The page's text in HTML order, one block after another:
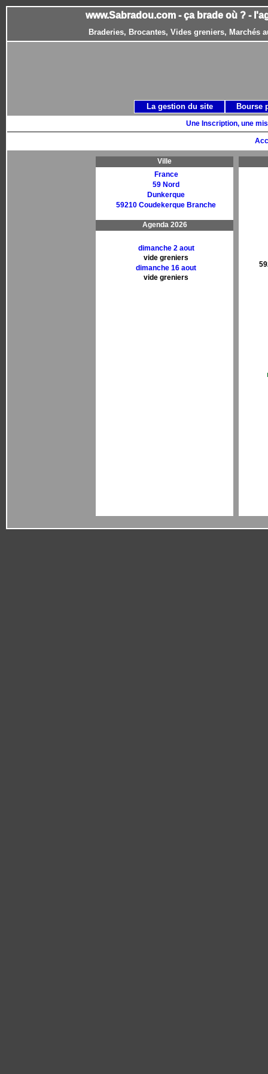
www.Sabradou.com - ça brade où ? -
Braderies, Brocantes, Vides greniers, Marchés
Une Inscription, une
Ville
France
59 Nord
Dunkerque
59210 Coudekerque Branche
Agenda 2026
dimanche 2 aout
vide greniers
dimanche 16 aout
vide greniers
La gestion du site Bourse